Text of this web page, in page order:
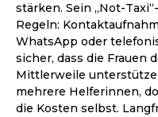
stärken. Sein „Not-
Regeln:
WhatsApp oder
sicher, dass die Frauen
Mittlerweile
mehrere Helferinnen,
die Kosten selbst.